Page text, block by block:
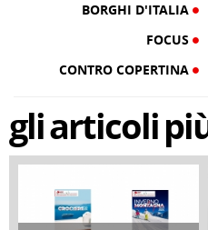
BORGHI D'ITALIA
FOCUS
CONTRO COPERTINA
gliarticoli